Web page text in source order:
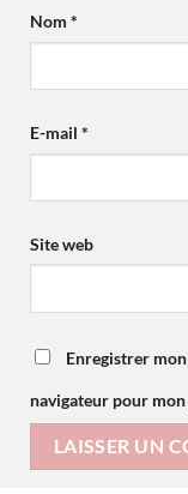
Nom *
E-mail *
Site web
Enregistrer
navigateur pour